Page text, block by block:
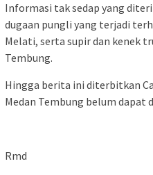
Informasi tak sedap yang
dugaan pungli yang terjadi
Melati, serta supir dan kenek
Tembung.
Hingga berita ini diterbitkan
Medan Tembung belum dapat
Rmd